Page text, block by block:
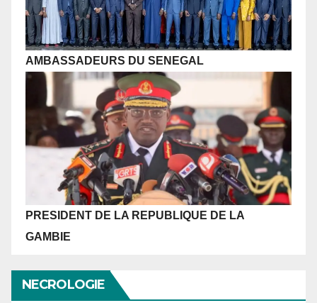
AMBASSADEURS DU SENEGAL
PRESIDENT DE LA REPUBLIQUE DE LA
GAMBIE
NECROLOGIE